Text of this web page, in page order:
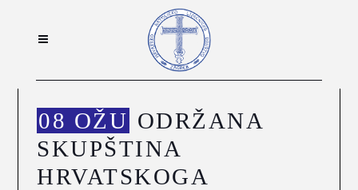
08 OŽU ODRŽANA
SKUPŠTINA
HRVATSKOGA